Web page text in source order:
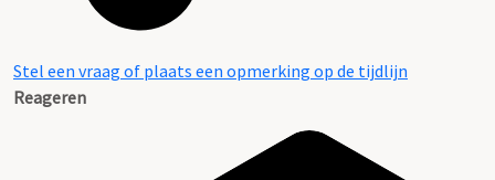
Stel een vraag of plaats een opmerking op de tijdlijn
Reageren